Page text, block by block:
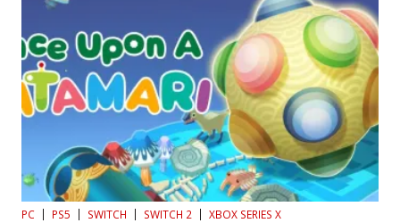
PC PS5 SWITCH SWITCH 2 XBOX SERIES X